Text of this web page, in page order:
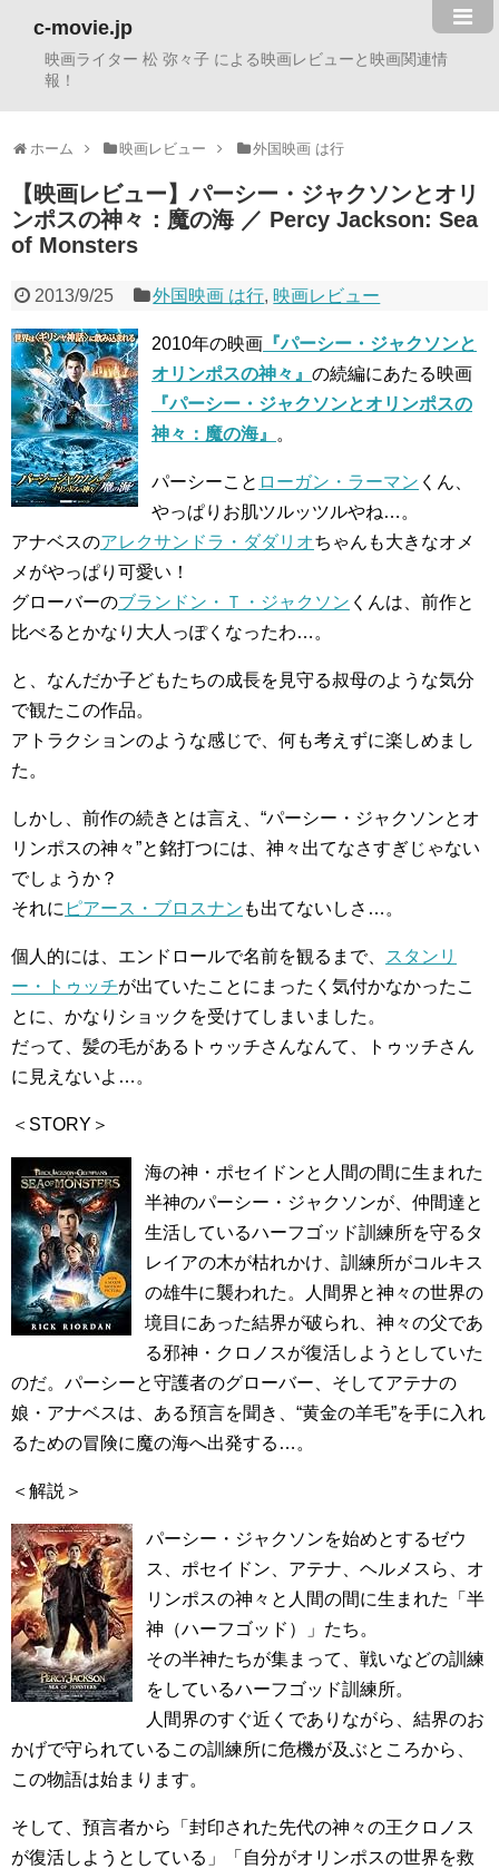
c-movie.jp
映画ライター 松 弥々子 による映画レビューと映画関連情
報！
ホーム 映画レビュー 外国映画 は行
【映画レビュー】パーシー・ジャクソンとオリ
ンポスの神々：魔の海 ／ Percy Jackson: Sea
of Monsters
2013/9/25 外国映画 は行, 映画レビュー
2010年の映画 『パーシー・ジャクソンと
オリンポスの神々』 の続編にあたる映画
『パーシー・ジャクソンとオリンポスの
神々：魔の海』
。
パーシーこと ローガン・ラーマン くん、
やっぱりお肌ツルッツルやね…。
アナベスのアレクサンドラ・ダダリオちゃんも大きなオメ
メがやっぱり可愛い！
グローバーのブランドン・Ｔ・ジャクソン くんは、前作と
比べるとかなり大人っぽくなったわ…。
と、なんだか子どもたちの成長を見守る叔母のような気分
で観たこの作品。
アトラクションのような感じで、何も考えずに楽しめまし
た。
しかし、前作の続きとは言え、“パーシー・ジャクソンとオ
リンポスの神々”と銘打つには、神々出てなさすぎじゃない
でしょうか？
それに ピアース・ブロスナン も出てないしさ…。
個人的には、エンドロールで名前を観るまで、
スタンリ
ー・トゥッチが出ていたことにまったく気付かなかったこ
とに、かなりショックを受けてしまいました。
だって、髪の毛があるトゥッチさんなんて、トゥッチさん
に見えないよ…。
＜STORY＞
海の神・ポセイドンと人間の間に生まれた
半神のパーシー・ジャクソンが、仲間達と
生活しているハーフゴッド訓練所を守るタ
レイアの木が枯れかけ、訓練所がコルキス
の雄牛に襲われた。人間界と神々の世界の
境目にあった結界が破られ、神々の父であ
る邪神・クロノスが復活しようとしていた
のだ。パーシーと守護者のグローバー、そしてアテナの
娘・アナベスは、ある預言を聞き、“黄金の羊毛”を手に入れ
るための冒険に魔の海へ出発する…。
＜解説＞
パーシー・ジャクソンを始めとするゼウ
ス、ポセイドン、アテナ、ヘルメスら、オ
リンポスの神々と人間の間に生まれた「半
神（ハーフゴッド）」たち。
その半神たちが集まって、戦いなどの訓練
をしているハーフゴッド訓練所。
人間界のすぐ近くでありながら、結界のお
かげで守られているこの訓練所に危機が及ぶところから、
この物語は始まります。
そして、預言者から「封印された先代の神々の王クロノス
が復活しようとしている」「自分がオリンポスの世界を救